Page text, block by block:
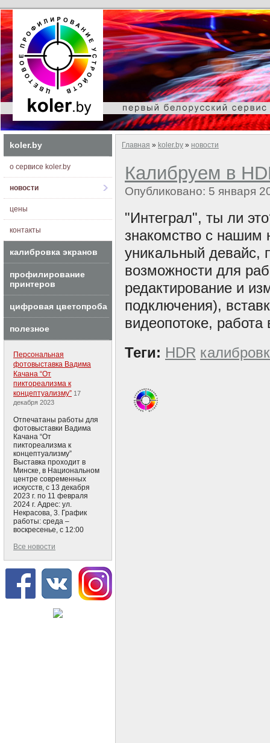
koler.by
о сервисе koler.by
новости
цены
контакты
калибровка экранов
профилирование
принтеров
цифровая цветопроба
полезное
Персональная
фотовыставка Вадима
Качана “От
пиктореализма к
концептуализму” 17
декабря 2023
Отпечатаны работы для
фотовыставки Вадима
Качана “От
пиктореализма к
концептуализму”
Выставка проходит в
Минске, в Национальном
центре современных
искусств, с 13 декабря
2023 г. по 11 февраля
2024 г. Адрес: ул.
Некрасова, 3. График
работы: среда –
воскресенье, с 12:00
Все новости
Главная » koler.by » новости
Калибруем в
Опубликовано: 5 января
"Интеграл", ты ли
знакомство с нашим
уникальный
возможности для
редактирование и
подключения),
видеопотоке,
Теги: HDR